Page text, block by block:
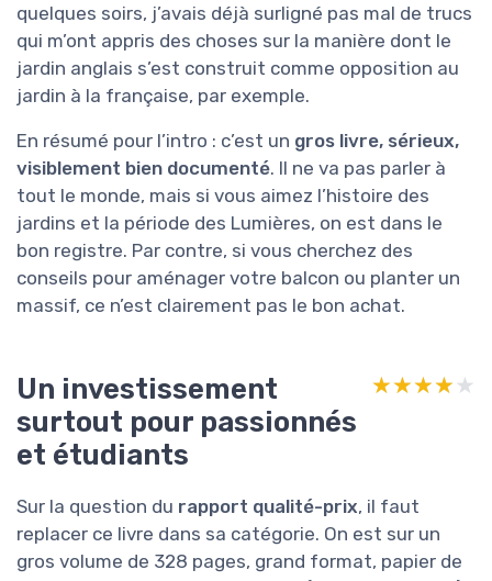
quelques soirs, j’avais déjà surligné pas mal de trucs
qui m’ont appris des choses sur la manière dont le
jardin anglais s’est construit comme opposition au
jardin à la française, par exemple.
En résumé pour l’intro : c’est un gros livre, sérieux,
visiblement bien documenté. Il ne va pas parler à
tout le monde, mais si vous aimez l’histoire des
jardins et la période des Lumières, on est dans le
bon registre. Par contre, si vous cherchez des
conseils pour aménager votre balcon ou planter un
massif, ce n’est clairement pas le bon achat.
Un investissement
surtout pour passionnés
et étudiants
★★★★★
★★★★★
Sur la question du rapport qualité-prix, il faut
replacer ce livre dans sa catégorie. On est sur un
gros volume de 328 pages, grand format, papier de